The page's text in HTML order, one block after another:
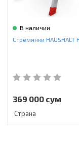
В наличии
Стремянки HAUSHALT
369 000 сум
Страна